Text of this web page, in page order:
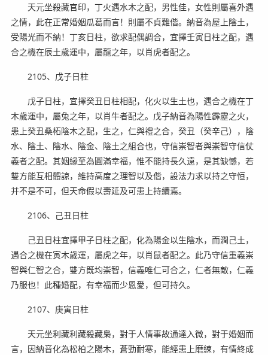
天元坐殺藏官印，丁火遇水木之配，男性佳，女性則屬喜外遇
之情，此在正常婚姻瓜葛而言！則屬不貞難偕。納音為屋上陰土，
受陽光而不納！丁亥日柱，欲求配偶調合，宜擇壬寅日柱之配，遇
合之機在辰土歲運中，屬龍之年，以肖虎者配之。
2105、戊子日柱
戊子日柱，宜擇癸丑日柱相配，化火以生土也，遇合之機在丁
木歲運中，屬兔之年，以肖牛者配之。戊子納音為陽性霹靂之火，
患上癸丑桑柘陰木之配，生之，仁與禮之合，癸丑（癸辛己），陰
水、陰土、陰水、陰金、陰土之組合也，守信崇智者與崇智守信仗
義者之配。其姻緣至為圓滿幸福，惟不能持長久遠，是其缺憾，若
雙方能互相體諒，維持高度之理智以及偕，設法力求以持之守恒，
并不是不可，但天命假以壽延及可患上持續焉。
2106、己丑日柱
己丑日柱宜擇甲子日柱之配，化為陽金以生陰水，而潤己土，
遇合之機在寅木歲運，屬虎之年，以肖鼠者配之。此乃守信重義崇
智與仁智之合，雙方既均崇智，信義唯仁可合之，仁者無敵，仁義
乃服也！此種婚配，有幸福而少恩愛，但可持久。
2107、庚寅日柱
天元坐利藏利藏殺藏梟，對于人情事故通達入微，對于婚姻而
言，因納音化為松柏之陽木，蒼勁耐寒，能經患上磨練，有情終成